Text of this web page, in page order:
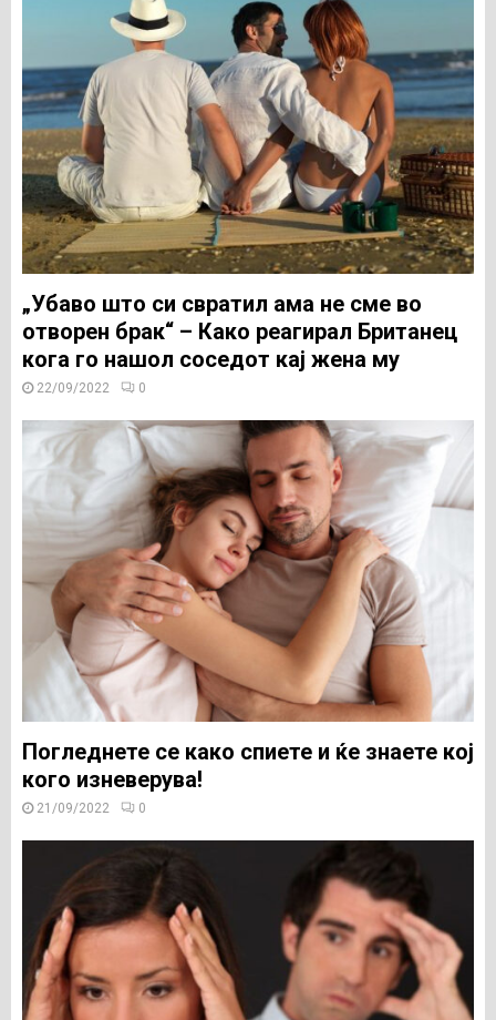
„Убаво што си свратил ама не сме во
отворен брак“ – Како реагирал Британец
кога го нашол соседот кај жена му
22/09/2022 0
Погледнете се како спиете и ќе знаете кој
кого изневерува!
21/09/2022 0